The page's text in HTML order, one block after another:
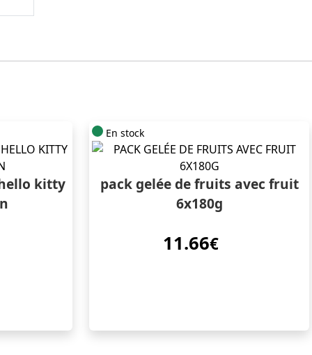
kitty
En stock
pack gelée de fruits avec fruit
6x180g
11.66€